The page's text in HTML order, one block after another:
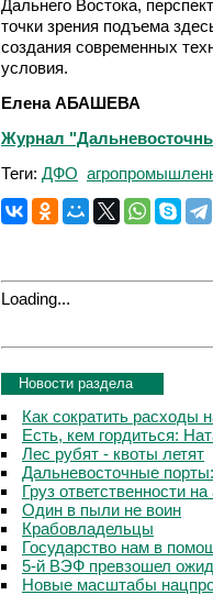
Дальнего Востока,
точки зрения подъема
создания современных
условия.
Елена АБАШЕВА
Журнал
Теги: ДФО
Loading...
Новости раздела
Как сократить расходы
Есть, кем гордиться:
Лес рубят - квоты летят
Дальневосточные
Груз ответственности
Один в пыли не воин
Крабовладельцы
Государство нам в
5-й ВЭФ превзошел
Новые масштабы